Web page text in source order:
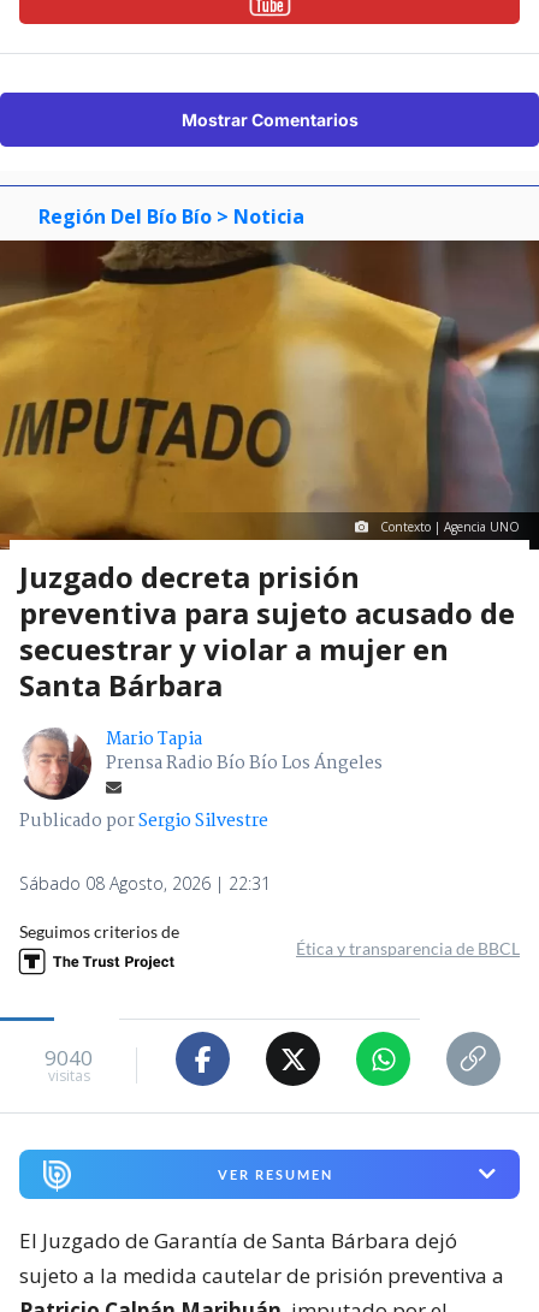
Mostrar Comentarios
Región Del Bío Bío > Noticia
Contexto | Agencia UNO
Juzgado decreta prisión
preventiva para sujeto acusado de
secuestrar y violar a mujer en
Santa Bárbara
Mario Tapia
Prensa Radio Bío Bío Los Ángeles
Publicado porSergio Silvestre
Sábado 08 Agosto, 2026 | 22:31
Seguimos criterios de
Ética y transparencia de BBCL
9040
visitas
VER RESUMEN
El Juzgado de Garantía de Santa Bárbara dejó
sujeto a la medida cautelar de prisión preventiva a